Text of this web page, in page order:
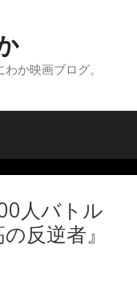
か映画ブログ。
人バトル
反逆者』